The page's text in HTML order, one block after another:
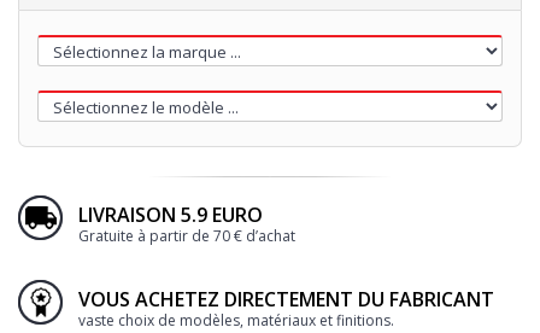
LIVRAISON 5.9 EURO
Gratuite à partir de 70 € d’achat
VOUS ACHETEZ DIRECTEMENT DU FABRICANT
vaste choix de modèles, matériaux et finitions.